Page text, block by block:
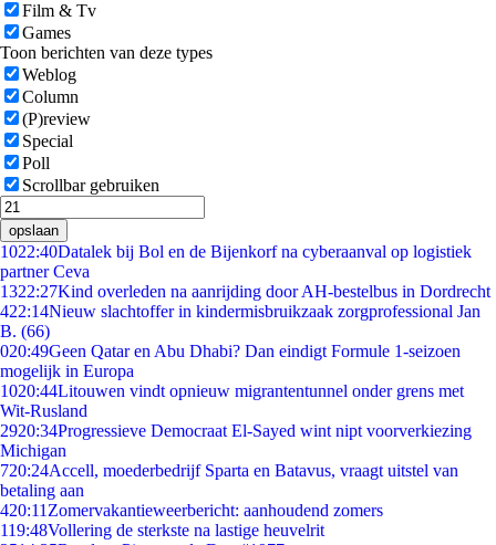
Film & Tv
Games
Toon berichten van deze types
Weblog
Column
(P)review
Special
Poll
Scrollbar gebruiken
opslaan
1022:40Datalek bij Bol en de Bijenkorf na cyberaanval op logistiek
partner Ceva
1322:27Kind overleden na aanrijding door AH-bestelbus in Dordrecht
422:14Nieuw slachtoffer in kindermisbruikzaak zorgprofessional Jan
B. (66)
020:49Geen Qatar en Abu Dhabi? Dan eindigt Formule 1-seizoen
mogelijk in Europa
1020:44Litouwen vindt opnieuw migrantentunnel onder grens met
Wit-Rusland
2920:34Progressieve Democraat El-Sayed wint nipt voorverkiezing
Michigan
720:24Accell, moederbedrijf Sparta en Batavus, vraagt uitstel van
betaling aan
420:11 Zomervakantieweerbericht: aanhoudend zomers
119:48Vollering de sterkste na lastige heuvelrit